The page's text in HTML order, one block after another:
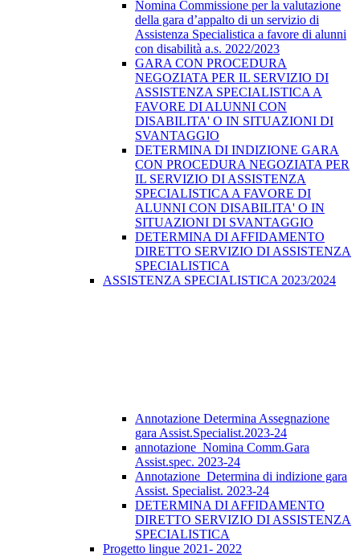
Nomina Commissione per la valutazione
della gara d’appalto di un servizio di
Assistenza Specialistica a favore di alunni
con disabilità a.s. 2022/2023
GARA CON PROCEDURA
NEGOZIATA PER IL SERVIZIO DI
ASSISTENZA SPECIALISTICA A
FAVORE DI ALUNNI CON
DISABILITA' O IN SITUAZIONI DI
SVANTAGGIO
DETERMINA DI INDIZIONE GARA
CON PROCEDURA NEGOZIATA PER
IL SERVIZIO DI ASSISTENZA
SPECIALISTICA A FAVORE DI
ALUNNI CON DISABILITA' O IN
SITUAZIONI DI SVANTAGGIO
DETERMINA DI AFFIDAMENTO
DIRETTO SERVIZIO DI ASSISTENZA
SPECIALISTICA
ASSISTENZA SPECIALISTICA 2023/2024
Annotazione Determina Assegnazione
gara Assist.Specialist.2023-24
annotazione_Nomina Comm.Gara
Assist.spec. 2023-24
Annotazione_Determina di indizione gara
Assist. Specialist. 2023-24
DETERMINA DI AFFIDAMENTO
DIRETTO SERVIZIO DI ASSISTENZA
SPECIALISTICA
Progetto lingue 2021- 2022